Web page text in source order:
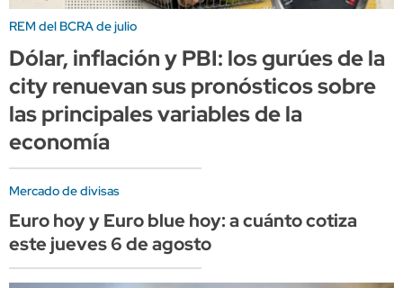
REM del BCRA de julio
Dólar, inflación y PBI: los gurúes de la
city renuevan sus pronósticos sobre
las principales variables de la
economía
Mercado de divisas
Euro hoy y Euro blue hoy: a cuánto cotiza
este jueves 6 de agosto